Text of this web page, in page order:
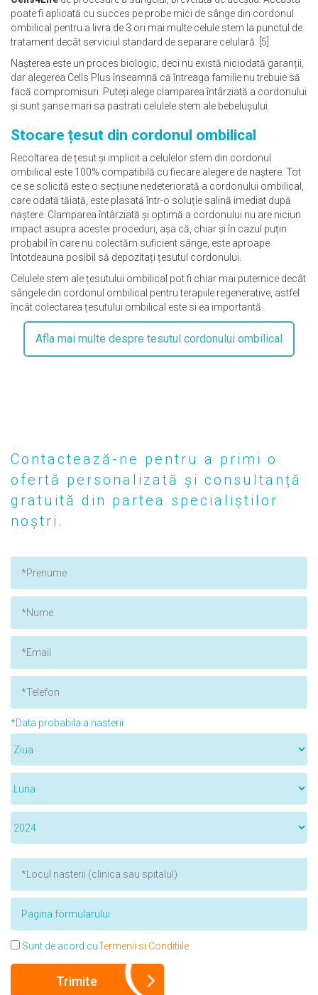
poate fi aplicată cu succes pe probe mici de sânge din cordonul
ombilical pentru a livra de 3 ori mai multe celule stem la punctul de
tratament decât serviciul standard de separare celulară. [5]
Nașterea este un proces biologic, deci nu există niciodată garanții,
dar alegerea Cells Plus înseamnă că întreaga familie nu trebuie să
facă compromisuri. Puteți alege clamparea întârziată a cordonului
și sunt șanse mari sa pastrati celulele stem ale bebelușului.
Stocare țesut din cordonul ombilical
Recoltarea de țesut și implicit a celulelor stem din cordonul
ombilical este 100% compatibilă cu fiecare alegere de naștere. Tot
ce se solicită este o secțiune nedeteriorată a cordonului ombilical,
care odată tăiată, este plasată într-o soluție salină imediat după
naștere. Clamparea întârziată și optimă a cordonului nu are niciun
impact asupra acestei proceduri, așa că, chiar și în cazul puțin
probabil în care nu colectăm suficient sânge, este aproape
întotdeauna posibil să depozitați țesutul cordonului.
Celulele stem ale țesutului ombilical pot fi chiar mai puternice decât
sângele din cordonul ombilical pentru terapiile regenerative, astfel
încât colectarea țesutului ombilical este si ea importantă.
Afla mai multe despre tesutul cordonului ombilical
Contactează-ne pentru a primi o
ofertă personalizată și consultanță
gratuită din partea specialiștilor
noștri.
*Data probabila a nasterii
Sunt de acord cuTermenii si Conditiile